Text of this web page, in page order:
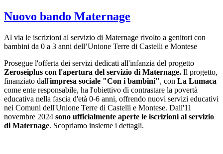
Nuovo bando Maternage
Al via le iscrizioni al servizio di Maternage rivolto a genitori con
bambini da 0 a 3 anni dell’Unione Terre di Castelli e Montese
Prosegue l'offerta dei servizi dedicati all'infanzia del progetto
Zeroseiplus con l'apertura del servizio di Maternage. Il progetto,
finanziato dall'impresa sociale "Con i bambini", con La Lumaca
come ente responsabile, ha l'obiettivo di contrastare la povertà
educativa nella fascia d'età 0-6 anni, offrendo nuovi servizi educativi
nei Comuni dell'Unione Terre di Castelli e Montese. Dall'11
novembre 2024 sono ufficialmente aperte le iscrizioni al servizio
di Maternage. Scopriamo insieme i dettagli.